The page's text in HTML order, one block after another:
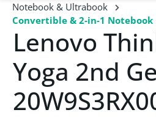
Notebook & Ultrabook
Convertible & 2-in-1 Notebook
Lenovo
Yoga 2nd